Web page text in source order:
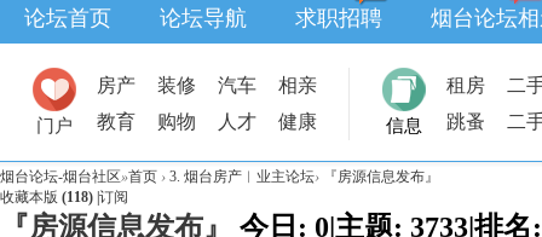
论坛首页 论坛导航 求职招聘 烟台论坛
门户
房产 装修 汽车
相亲
教育
购物 人才 健康 信息
租房
二
跳蚤
二
烟台论坛-烟台社区»首页 › 3. 烟台房产︱业主论坛›
『房源信息发布』
收藏本版 (118) 订阅
『房源信息发布』 今日: 0|主题: 3733|排